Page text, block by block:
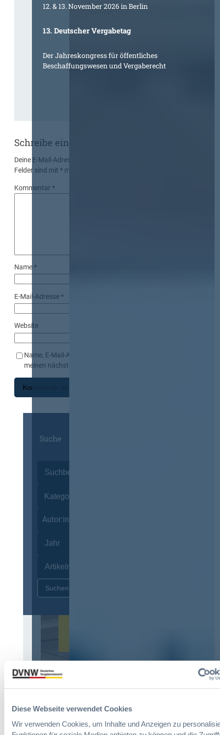
Diese Webseite verwendet Cookies
Wir verwenden Cookies, um Inhalte und Anzeigen zu
12. & 13. November 2026 in Berlin
13. Deutscher Vergabetag
Der Jahreskongress für öffentliches
Beschaffungswesen und Vergaberecht
Schreibe einen Kommentar
Deine E-Mail-Adresse wird nicht veröffentlicht.
Felder sind mit* markiert
Kommentar*
Name*
E-Mail-Adresse*
Website
Name, E-Mail-Adresse und Website in diesem Browser für
meinen nächsten Kommentar speichern.
Suche
Autor:innen
Der Jahreskongress für
Beschaffungswesen und